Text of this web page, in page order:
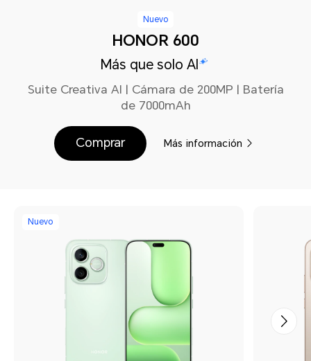
Nuevo
HONOR 600
Más que solo AI
Suite Creativa AI | Cámara de 200MP | Batería
de 7000mAh
Comprar Más información
Nuevo